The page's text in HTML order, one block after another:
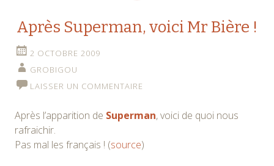
Après Superman, voici Mr Bière !
2 OCTOBRE 2009
GROBIGOU
LAISSER UN COMMENTAIRE
Après l’apparition de Superman, voici de quoi nous
rafraichir.
Pas mal les français ! (source)